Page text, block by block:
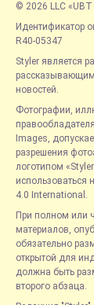
© 2026 LLC «UBT
Идентификатор
R40-05347
Styler является
рассказывающим
новостей.
Фотографии,
Images,
разрешения
логотипом
использоваться
4.0 International.
При полном или
материалов,
обязательно
открытой для
должна быть
второго абзаца.